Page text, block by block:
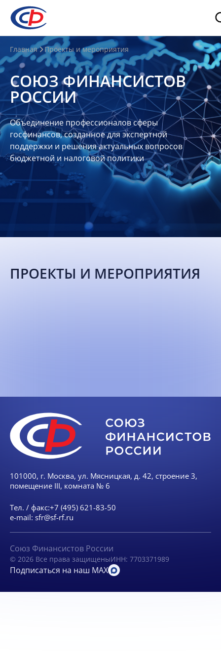
О
нас
О
СФР
Совет
Союза
Участники
Планы
отчеты
Контакты
Материалы
Главная Проекты и мероприятия
СОЮЗ ФИНАНСИСТОВ
РОССИИ
Объединение профессионалов сферы
госфинансов, созданное для экспертной
поддержки и решения актуальных вопросов
бюджетной и налоговой политики
ПРОЕКТЫ И МЕРОПРИЯТИЯ
101000, г. Москва, ул. Мясницкая, д. 42, строение 3,
помещение III, комната № 6
Тел. / факс:+7 (495) 621-83-50
e-mail: sfr@sf-rf.ru
Союз Финансистов России
© 2026 Все права защищеныИНН: 7703371989
Подписаться на наш MAX